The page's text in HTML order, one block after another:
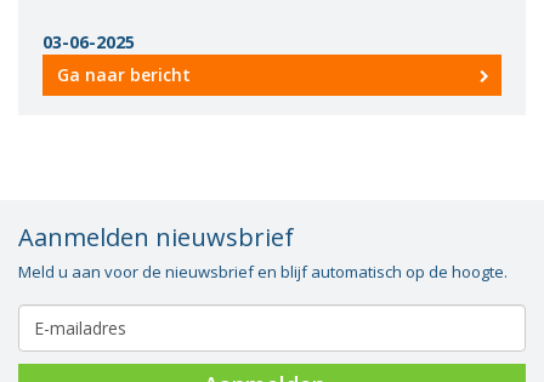
03-06-2025
Ga naar bericht
Aanmelden nieuwsbrief
Meld u aan voor de nieuwsbrief en blijf automatisch op de hoogte.